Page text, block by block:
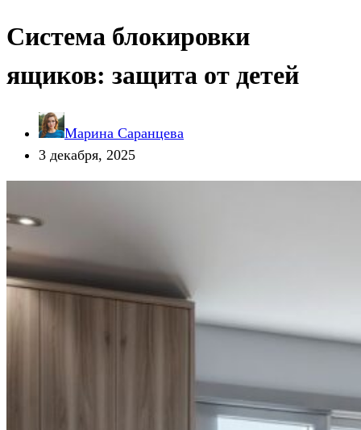
Система блокировки
ящиков: защита от детей
Марина Саранцева
3 декабря, 2025